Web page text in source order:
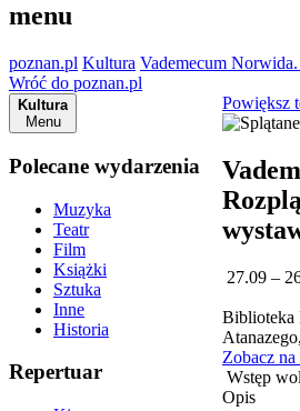
menu
poznan.pl Kultura Vademecum
Wróć do poznan.pl
Kultura
Menu
Polecane wydarzenia
Muzyka
Teatr
Film
Książki
Sztuka
Inne
Historia
Repertuar
Powiększ
27.09 –
Biblioteka
Zobacz na
Wstęp
Opis